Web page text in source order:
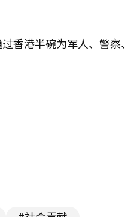
香港半碗为军人、警